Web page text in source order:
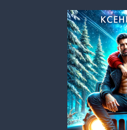
(ОЛЬГА
РЫЖАЯ)